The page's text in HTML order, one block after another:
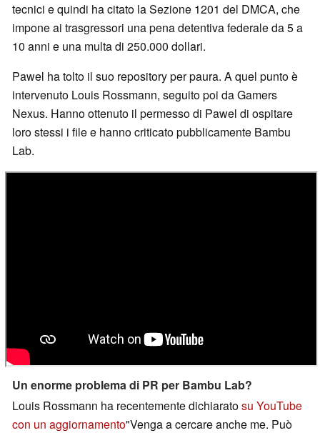
tecnici e quindi ha citato la Sezione 1201 del DMCA, che
impone ai trasgressori una pena detentiva federale da 5 a
10 anni e una multa di 250.000 dollari.
Pawel ha tolto il suo repository per paura. A quel punto è
intervenuto Louis Rossmann, seguito poi da Gamers
Nexus. Hanno ottenuto il permesso di Pawel di ospitare
loro stessi i file e hanno criticato pubblicamente Bambu
Lab.
Un enorme problema di PR per Bambu Lab?
Louis Rossmann ha recentemente dichiaratosu YouTube
con un aggiornamento"Venga a cercare anche me. Può